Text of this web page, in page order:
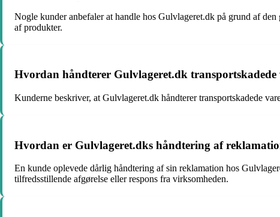
Nogle kunder anbefaler at handle hos Gulvlageret.dk på grund af
af produkter.
Hvordan håndterer Gulvlageret.dk
Kunderne beskriver, at Gulvlageret.dk håndterer transportskadede
Hvordan er Gulvlageret.dks håndtering af
En kunde oplevede dårlig håndtering af sin reklamation hos
tilfredsstillende afgørelse eller respons fra virksomheden.